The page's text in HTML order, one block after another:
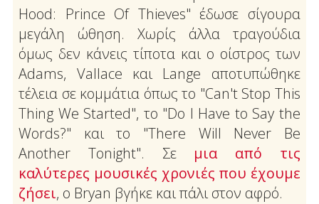
Hood: Prince Of Thieves" έδωσε σίγουρα
μεγάλη ώθηση. Χωρίς άλλα τραγούδια
όμως δεν κάνεις τίποτα και ο οίστρος των
Adams, Vallace και Lange αποτυπώθηκε
τέλεια σε κομμάτια όπως το "Can't Stop This
Thing We Started", το "Do I Have to Say the
Words?" και το "There Will Never Be
Another Tonight". Σε μια από τις
καλύτερες μουσικές χρονιές που έχουμε
ζήσει, ο Bryan βγήκε και πάλι στον αφρό.